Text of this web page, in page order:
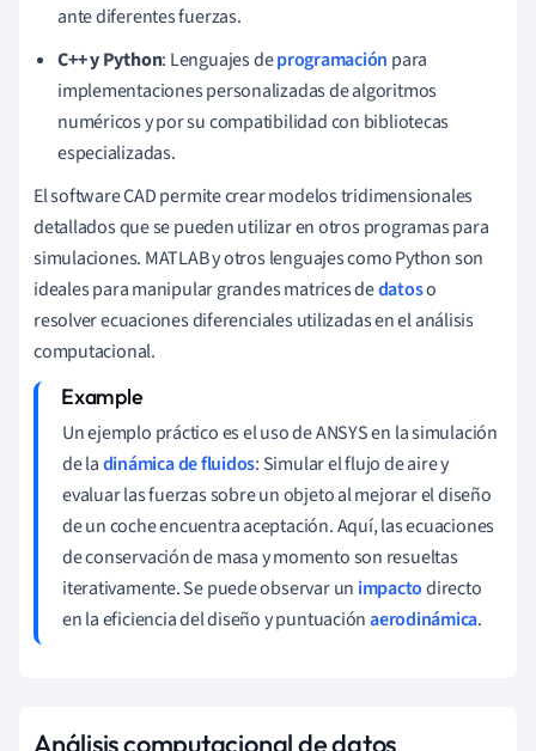
ante diferentes fuerzas.
C++ y Python: Lenguajes deprogramación para
implementaciones personalizadas de algoritmos
numéricos y por su compatibilidad con bibliotecas
especializadas.
El software CAD permite crear modelos tridimensionales
detallados que se pueden utilizar en otros programas para
simulaciones. MATLAB y otros lenguajes como Python son
ideales para manipular grandes matrices dedatoso
resolver ecuaciones diferenciales utilizadas en el análisis
computacional.
Un ejemplo práctico es el uso de ANSYS en la simulación
de ladinámica de fluidos: Simular el flujo de aire y
evaluar las fuerzas sobre un objeto al mejorar el diseño
de un coche encuentra aceptación. Aquí, las ecuaciones
de conservación de masa y momento son resueltas
iterativamente. Se puede observar un impactodirecto
en la eficiencia del diseño y puntuaciónaerodinámica.
Análisis computacional de datos